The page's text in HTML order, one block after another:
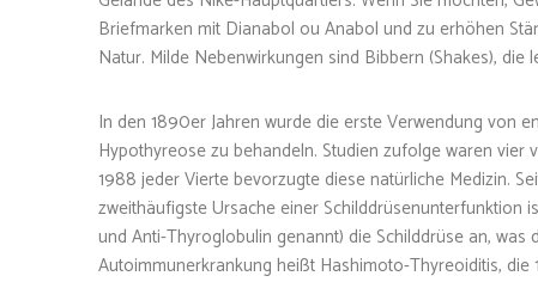
Briefmarken mit Dianabol ou Anabol und zu erhöhen
Natur. Milde Nebenwirkungen sind Bibbern (Shakes), die
In den 1890er Jahren wurde die erste Verwendung von
Hypothyreose zu behandeln. Studien zufolge waren
1988 jeder Vierte bevorzugte diese natürliche Medizin.
zweithäufigste Ursache einer Schilddrüsenunterfunktion
und Anti-Thyroglobulin genannt) die Schilddrüse an,
Autoimmunerkrankung heißt Hashimoto-Thyreoiditis,